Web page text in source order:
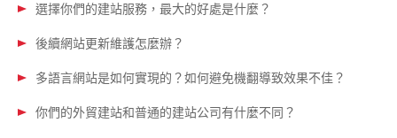
選擇你們的建站服務，最大的好處是什麼？
後續網站更新維護怎麼辦？
多語言網站是如何實現的？如何避免機翻導致效果不佳？
你們的外貿建站和普通的建站公司有什麼不同？